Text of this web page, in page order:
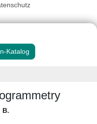
Katalog
B.